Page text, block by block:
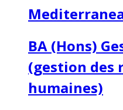
BA (Hons)
(gestion des
humaines)